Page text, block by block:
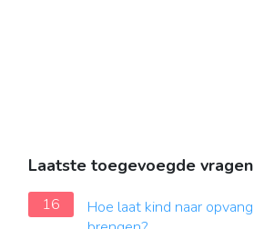
Laatste toegevoegde vragen
16
Hoe laat kind naar opvang